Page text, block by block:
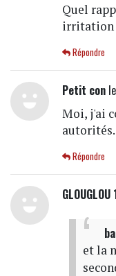
Quel
irritation
Répondre
Petit con
Moi, j'ai
autorités.
Répondre
GLOUGLOU
et la